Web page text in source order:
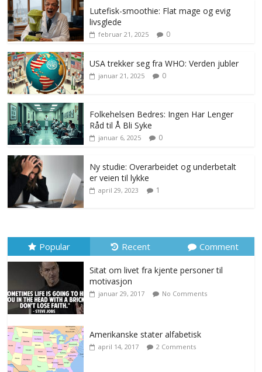
Lutefisk-smoothie: Flat mage og evig
livsglede
februar 21, 2025 0
USA trekker seg fra WHO: Verden jubler
januar 21, 2025 0
Folkehelsen Bedres: Ingen Har Lenger
Råd til Å Bli Syke
januar 6, 2025 0
Ny studie: Overarbeidet og underbetalt
er veien til lykke
april 29, 2023 1
Popular Recent Comment
Sitat om livet fra kjente personer til
motivasjon
januar 29, 2017 No Comments
Amerikanske stater alfabetisk
april 14, 2017 2 Comments